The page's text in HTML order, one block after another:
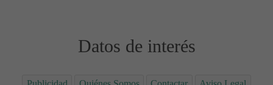
Datos de interés